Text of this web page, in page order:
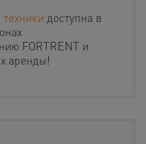
доступна в
FORTRENT и
аренды!